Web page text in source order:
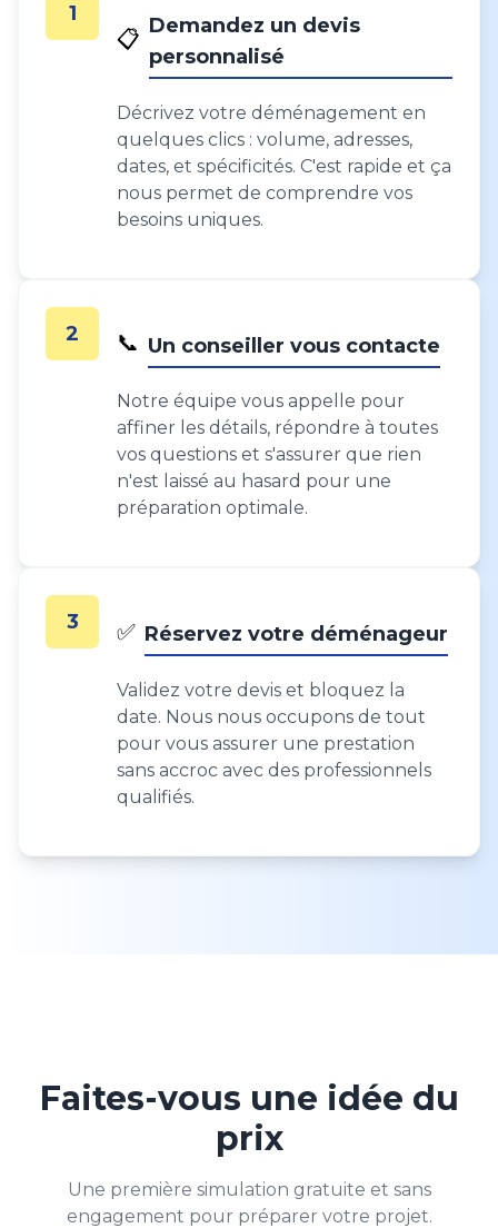
1
📋 Demandez un devis
personnalisé
Décrivez votre déménagement en
quelques clics : volume, adresses,
dates, et spécificités. C'est rapide et ça
nous permet de comprendre vos
besoins uniques.
2 📞 Un conseiller vous contacte
Notre équipe vous appelle pour
affiner les détails, répondre à toutes
vos questions et s'assurer que rien
n'est laissé au hasard pour une
préparation optimale.
3 ✅ Réservez votre déménageur
Validez votre devis et bloquez la
date. Nous nous occupons de tout
pour vous assurer une prestation
sans accroc avec des professionnels
qualifiés.
Faites-vous une idée du
prix
Une première simulation gratuite et sans
engagement pour préparer votre projet.